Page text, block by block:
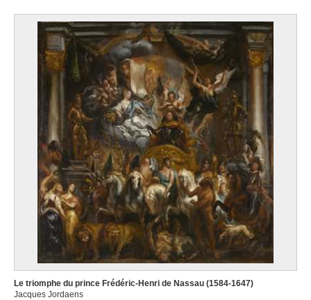
Le triomphe du prince Frédéric-Henri de Nassau (1584-1647)
Jacques Jordaens